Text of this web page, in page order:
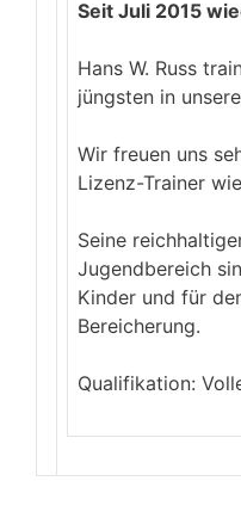
Seit Juli 2015
Hans W. Russ
jüngsten in
Wir freuen uns
Lizenz-Trainer
Seine
Jugendbereich
Kinder und für
Bereicherung.
Qualifikation: